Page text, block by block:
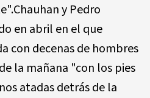
y Pedro
en abril en el que
con decenas de hombres
la mañana "con los pies
atadas detrás de la